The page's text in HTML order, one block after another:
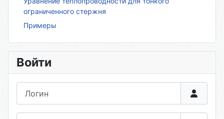
ограниченного стержня
Примеры
Войти